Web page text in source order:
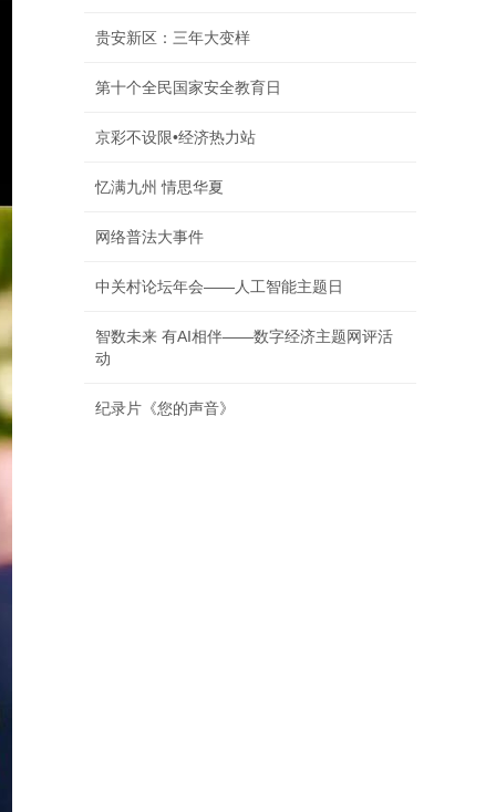
贵安新区：三年大变样
第十个全民国家安全教育日
京彩不设限•经济热力站
忆满九州 情思华夏
网络普法大事件
中关村论坛年会——人工智能主题日
智数未来 有AI相伴——数字经济主题网评活
动
纪录片《您的声音》